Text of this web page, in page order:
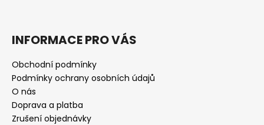
INFORMACE PRO VÁS
Obchodní podmínky
Podmínky ochrany osobních údajů
O nás
Doprava a platba
Zrušení objednávky